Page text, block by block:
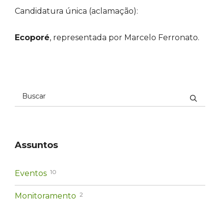
Candidatura única (aclamação):
Ecoporé, representada por Marcelo Ferronato.
Assuntos
Eventos 10
Monitoramento 2